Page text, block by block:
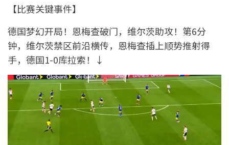
【比赛关键事件】
德国梦幻开局！恩梅查破门，维尔茨助攻！第6分
钟，维尔茨禁区前沿横传，恩梅查插上顺势推射得
手，德国1-0库拉索！↓